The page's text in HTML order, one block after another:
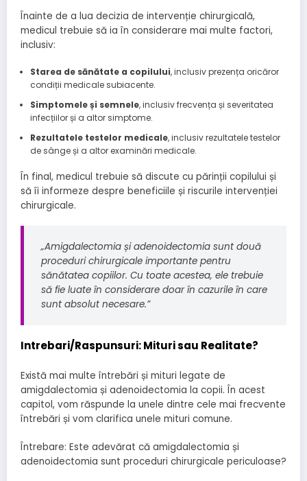
Înainte de a lua decizia de intervenție chirurgicală,
medicul trebuie să ia în considerare mai multe factori,
inclusiv:
Starea de sănătate a copilului, inclusiv prezența oricăror
condiții medicale subiacente.
Simptomele și semnele, inclusiv frecvența și severitatea
infecțiilor și a altor simptome.
Rezultatele testelor medicale, inclusiv rezultatele testelor
de sânge și a altor examinări medicale.
În final, medicul trebuie să discute cu părinții copilului și
să îi informeze despre beneficiile și riscurile intervenției
chirurgicale.
„Amigdalectomia și adenoidectomia sunt două
proceduri chirurgicale importante pentru
sănătatea copiilor. Cu toate acestea, ele trebuie
să fie luate în considerare doar în cazurile în care
sunt absolut necesare.”
Intrebari/Raspunsuri: Mituri sau Realitate?
Există mai multe întrebări și mituri legate de
amigdalectomia și adenoidectomia la copii. În acest
capitol, vom răspunde la unele dintre cele mai frecvente
întrebări și vom clarifica unele mituri comune.
Întrebare: Este adevărat că amigdalectomia și
adenoidectomia sunt proceduri chirurgicale periculoase?